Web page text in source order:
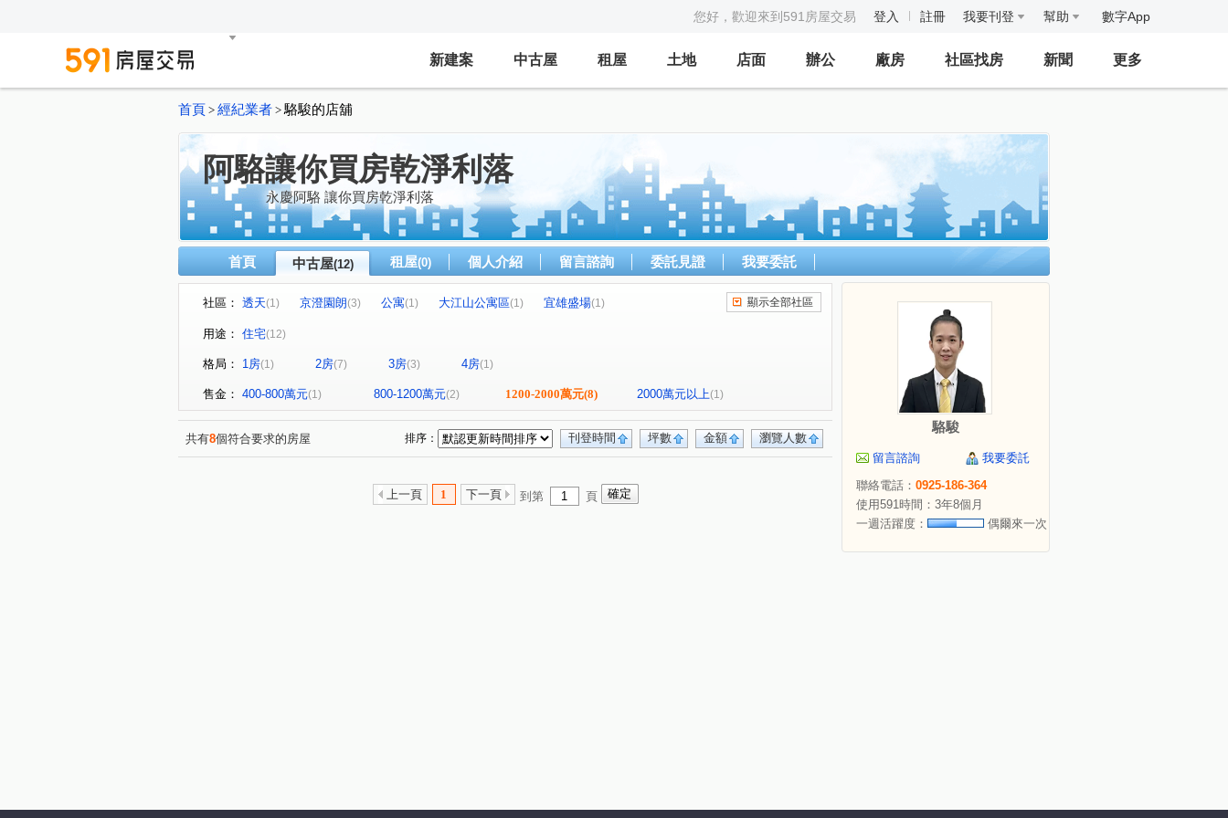
您好，歡迎來到591房屋交易 登入 註冊 我要刊登 幫助 數字App
新建案 中古屋 租屋 土地 店面 辦公 廠房 社區找房 新聞 更多
首頁 > 經紀業者 >駱駿的店舖
阿駱讓你買房乾淨利落
永慶阿駱 讓你買房乾淨利落
首頁 中古屋(12) 租屋(0) 個人介紹 留言諮詢 委託見證 我要委託
社區： 透天(1) 京澄園朗(3) 公寓(1) 大江山公寓區(1) 宜雄盛場(1)
UPTOWN上城
大興西路二段 (1) (1) 水岸一街(1)
顯示全部社區
用途： 住宅(12)
格局： 1房(1) 2房(7) 3房(3) 4房(1)
售金： 400-800萬元(1) 800-1200萬元(2) 1200-2000萬元(8) 2000萬元以上(1)
共有8個符合要求的房屋 瀏覽人數
金額
坪數
刊登時間
排序：
上一頁 1 下一頁 到第 頁
駱駿
留言諮詢
我要委託
聯絡電話： 0925-186-364
使用591時間：3年8個月
一週活躍度：
偶爾來一次